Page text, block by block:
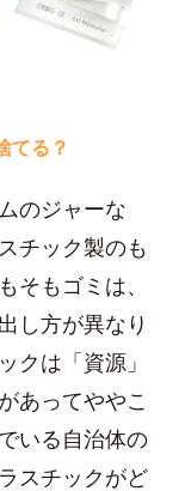
てる？
のジャーな
チック製のも
そもゴミは、
し方が異なり
クは「資源」
あってややこ
いる自治体の
スチックがど